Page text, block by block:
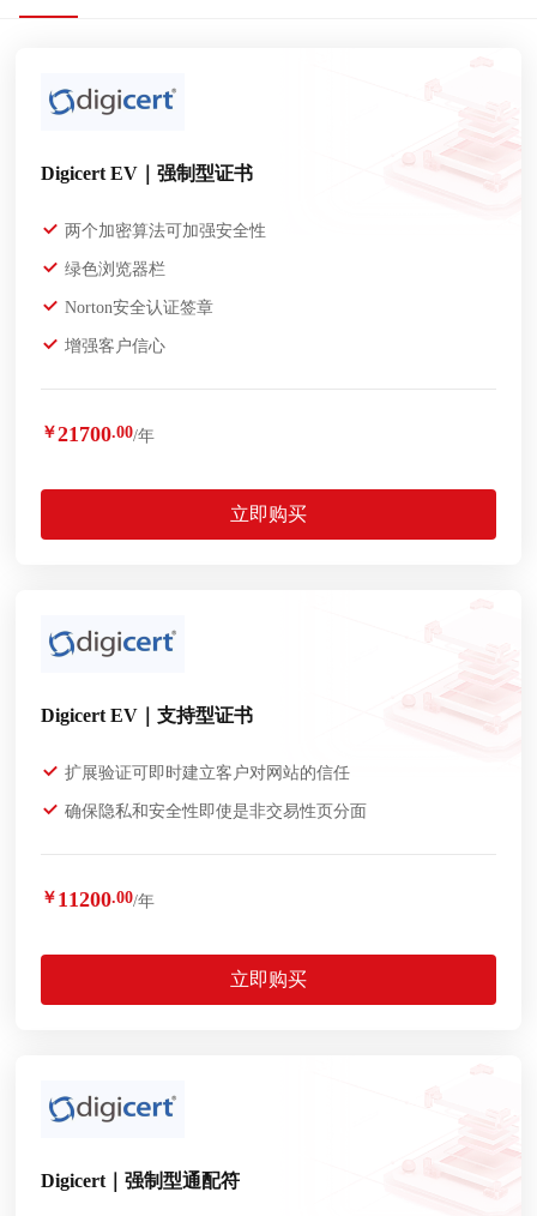
Digicert EV｜强制型证书
两个加密算法可加强安全性
绿色浏览器栏
Norton安全认证签章
增强客户信心
￥21700.00/年
立即购买
Digicert EV｜支持型证书
扩展验证可即时建立客户对网站的信任
确保隐私和安全性即使是非交易性页分面
￥ 11200.00/年
立即购买
Digicert｜强制型通配符